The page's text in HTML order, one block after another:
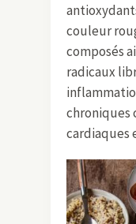
couleur
composés
radicaux
chroniques
cardiaques